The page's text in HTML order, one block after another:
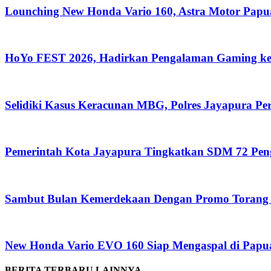
Lounching New Honda Vario 160, Astra Motor
HoYo FEST 2026, Hadirkan Pengalaman Gaming
Selidiki Kasus Keracunan MBG, Polres Jayapura
Pemerintah Kota Jayapura Tingkatkan SDM 72
Sambut Bulan Kemerdekaan Dengan Promo
New Honda Vario EVO 160 Siap Mengaspal di